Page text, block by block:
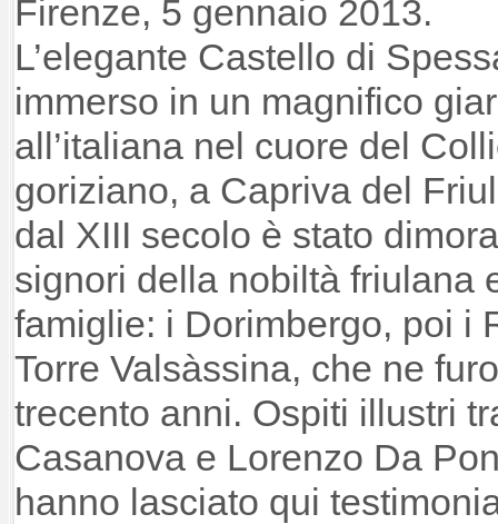
Firenze, 5 gennaio 2013.
L’elegante Castello di
immerso in un magnifico
all’italiana nel cuore del
goriziano, a Capriva del
dal XIII secolo è stato
signori della nobiltà friulana
famiglie: i Dorimbergo, poi i
Torre Valsàssina, che ne
trecento anni. Ospiti illustri
Casanova e Lorenzo Da
hanno lasciato qui